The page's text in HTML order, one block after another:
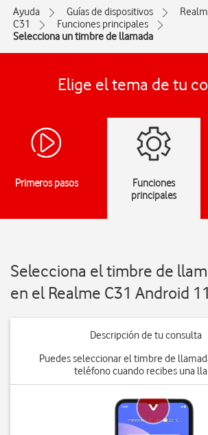
Ayuda Guías de dispositivos
C31
Funciones principales
Selecciona un timbre de llamada
Elige el tema de tu
Primeros pasos
Funciones
principales
Selecciona el timbre de
en el Realme C31 Android
Descripción de tu consulta
Puedes seleccionar el timbre de
teléfono cuando recibes una